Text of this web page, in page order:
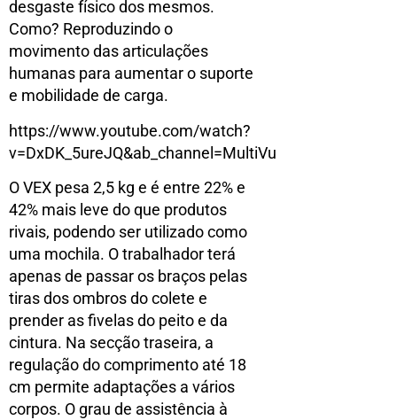
desgaste físico dos mesmos.
Como? Reproduzindo o
movimento das articulações
humanas para aumentar o suporte
e mobilidade de carga.
https://www.youtube.com/watch?
v=DxDK_5ureJQ&ab_channel=MultiVu
O VEX pesa 2,5 kg e é entre 22% e
42% mais leve do que produtos
rivais, podendo ser utilizado como
uma mochila. O trabalhador terá
apenas de passar os braços pelas
tiras dos ombros do colete e
prender as fivelas do peito e da
cintura. Na secção traseira, a
regulação do comprimento até 18
cm permite adaptações a vários
corpos. O grau de assistência à